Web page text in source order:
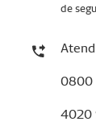
de
0800
4020